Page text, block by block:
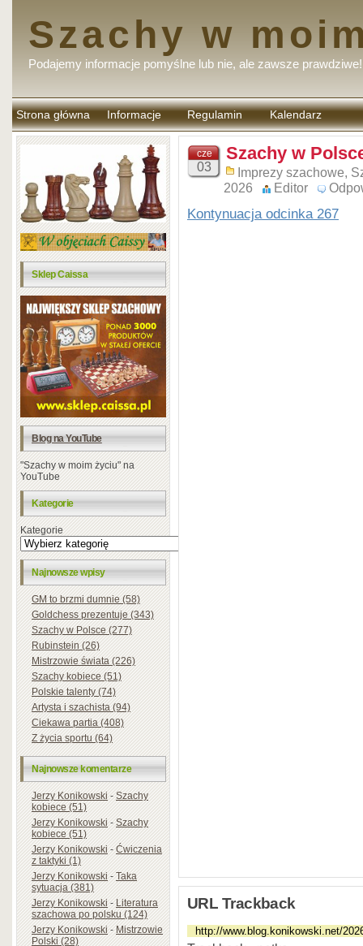
Szachy w
Podajemy informacje pomyślne lub nie, ale zawsze prawdziwe!
Strona główna Informacje Regulamin
komentarzy
Kalendarz
Sklep Caissa
Blog na YouTube
"Szachy w moim życiu" na
YouTube
Kategorie
Kategorie
Najnowsze wpisy
GM to brzmi dumnie (58)
Goldchess prezentuje (343)
Szachy w Polsce (277)
Rubinstein (26)
Mistrzowie świata (226)
Szachy kobiece (51)
Polskie talenty (74)
Artysta i szachista (94)
Ciekawa partia (408)
Z życia sportu (64)
Najnowsze komentarze
Jerzy Konikowski-Szachy
kobiece (51)
Jerzy Konikowski-Szachy
kobiece (51)
Jerzy Konikowski-Ćwiczenia
z taktyki (1)
Jerzy Konikowski-Taka
sytuacja (381)
Jerzy Konikowski-Literatura
szachowa po polsku (124)
Jerzy Konikowski-Mistrzowie
Polski (28)
cze
03
Szachy w
Imprezy szachowe,
2026
Editor
Kontynuacja odcinka 267
URL Trackback